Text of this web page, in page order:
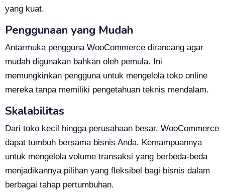
yang kuat.
Penggunaan yang Mudah
Antarmuka pengguna WooCommerce dirancang agar
mudah digunakan bahkan oleh pemula. Ini
memungkinkan pengguna untuk mengelola toko online
mereka tanpa memiliki pengetahuan teknis mendalam.
Skalabilitas
Dari toko kecil hingga perusahaan besar, WooCommerce
dapat tumbuh bersama bisnis Anda. Kemampuannya
untuk mengelola volume transaksi yang berbeda-beda
menjadikannya pilihan yang fleksibel bagi bisnis dalam
berbagai tahap pertumbuhan.